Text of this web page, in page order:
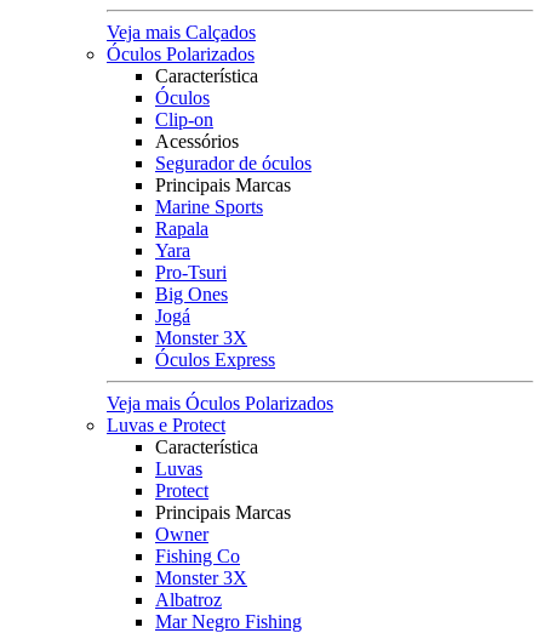
Veja mais Calçados
Óculos Polarizados
Característica
Óculos
Clip-on
Acessórios
Segurador de óculos
Principais Marcas
Marine Sports
Rapala
Yara
Pro-Tsuri
Big Ones
Jogá
Monster 3X
Óculos Express
Veja mais Óculos Polarizados
Luvas e Protect
Característica
Luvas
Protect
Principais Marcas
Owner
Fishing Co
Monster 3X
Albatroz
Mar Negro Fishing